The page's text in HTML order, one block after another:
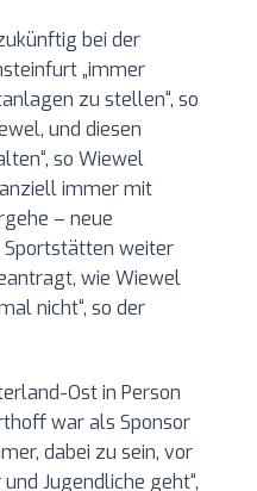
bei der
„immer
zu stellen“, so
und diesen
so Wiewel
immer mit
– neue
Sportstätten weiter
wie Wiewel
nicht“, so der
Ost in Person
war als Sponsor
dabei zu sein, vor
Jugendliche geht“,